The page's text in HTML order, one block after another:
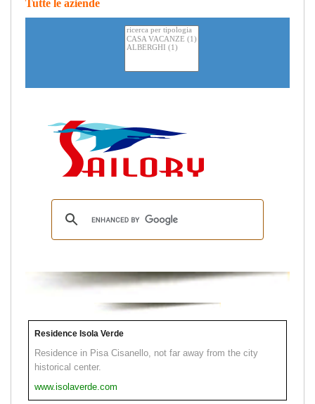
Tutte le aziende
Residence Isola Verde
Residence in Pisa Cisanello, not far away from the city
historical center.
www.isolaverde.com